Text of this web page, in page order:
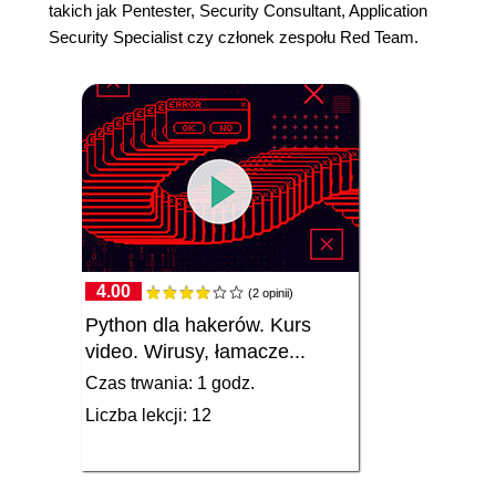
takich jak Pentester, Security Consultant, Application
Security Specialist czy członek zespołu Red Team.
4.00 (2 opinii)
Python dla hakerów. Kurs
video. Wirusy, łamacze...
Czas trwania: 1 godz.
Liczba lekcji: 12